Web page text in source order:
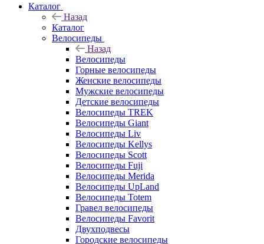
Каталог
Назад
Каталог
Велосипеды
Назад
Велосипеды
Горные велосипеды
Женские велосипеды
Мужские велосипеды
Детские велосипеды
Велосипеды TREK
Велосипеды Giant
Велосипеды Liv
Велосипеды Kellys
Велосипеды Scott
Велосипеды Fuji
Велосипеды Merida
Велосипеды UpLand
Велосипеды Totem
Гравел велосипеды
Велосипеды Favorit
Двухподвесы
Городские велосипеды